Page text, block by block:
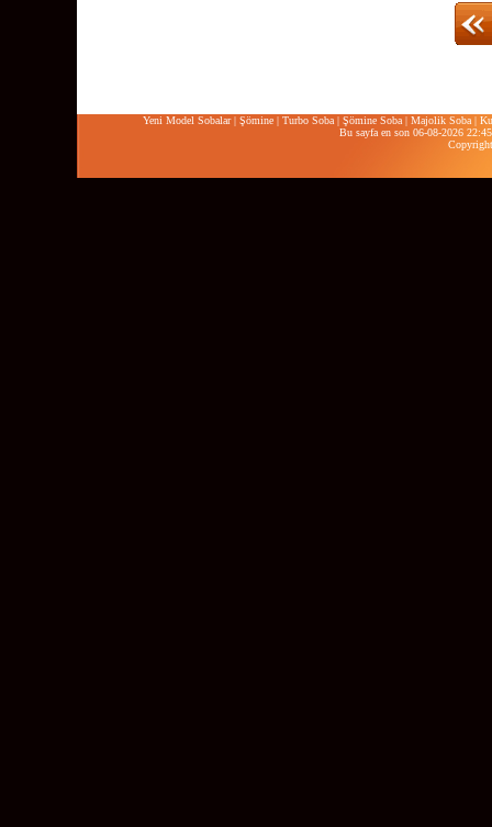
Yeni Model Sobalar| Şömine| Turbo Soba| Şömine Soba| Majolik Soba|
Bu sayfa en son 06-08-2026